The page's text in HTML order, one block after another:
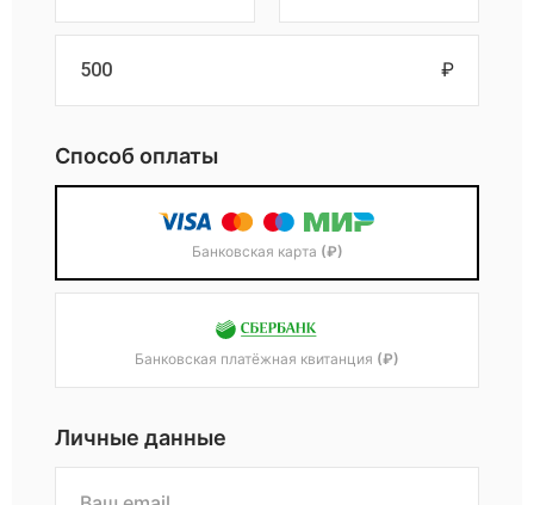
С
В
О
»
т
₽
Способ оплаты
Банковская карта (₽)
Банковская платёжная квитанция (₽)
Личные данные